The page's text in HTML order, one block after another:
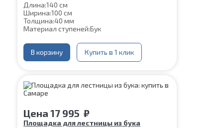
Длина:140 см
Ширина:100 см
Толщина:40 мм
Материал ступеней:Бук
В корзину Купить в 1 клик
Цена 17 995 ₽
Площадка для лестницы из бука